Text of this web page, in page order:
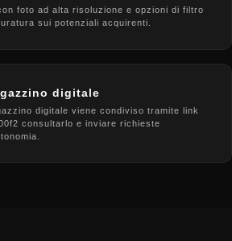
foto ad alta risoluzione e opzioni di filtro
sui potenziali acquirenti.
digitale
digitale viene condiviso tramite link
consultarlo e inviare richieste